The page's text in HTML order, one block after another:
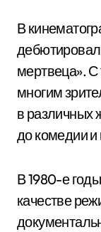
В
дебютировал
мертвеца». С
многим
в различных
до комедии и
В 1980-е
качестве